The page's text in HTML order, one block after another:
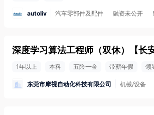
autoliv 汽车零部件及配件 融资未公开
深度学习算法工程师（双休） 【长
1年以上 本科 五险一金 带薪年假 领
东莞市摩视自动化科技有限公司 机械/设备